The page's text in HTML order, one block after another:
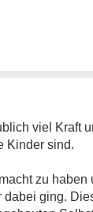
viel Kraft
Kinder sind.
zu
ging.